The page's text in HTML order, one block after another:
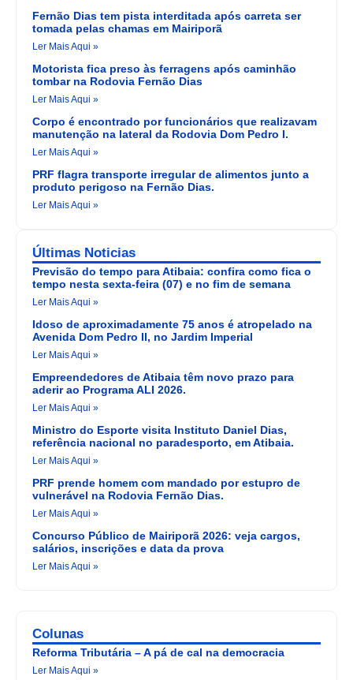
Fernão Dias tem pista interditada após carreta ser
tomada pelas chamas em Mairiporã
Ler Mais Aqui »
Motorista fica preso às ferragens após caminhão
tombar na Rodovia Fernão Dias
Ler Mais Aqui »
Corpo é encontrado por funcionários que realizavam
manutenção na lateral da Rodovia Dom Pedro I.
Ler Mais Aqui »
PRF flagra transporte irregular de alimentos junto a
produto perigoso na Fernão Dias.
Ler Mais Aqui »
Últimas Noticias
Previsão do tempo para Atibaia: confira como fica o
tempo nesta sexta-feira (07) e no fim de semana
Ler Mais Aqui »
Idoso de aproximadamente 75 anos é atropelado na
Avenida Dom Pedro II, no Jardim Imperial
Ler Mais Aqui »
Empreendedores de Atibaia têm novo prazo para
aderir ao Programa ALI 2026.
Ler Mais Aqui »
Ministro do Esporte visita Instituto Daniel Dias,
referência nacional no paradesporto, em Atibaia.
Ler Mais Aqui »
PRF prende homem com mandado por estupro de
vulnerável na Rodovia Fernão Dias.
Ler Mais Aqui »
Concurso Público de Mairiporã 2026: veja cargos,
salários, inscrições e data da prova
Ler Mais Aqui »
Colunas
Reforma Tributária – A pá de cal na democracia
Ler Mais Aqui »